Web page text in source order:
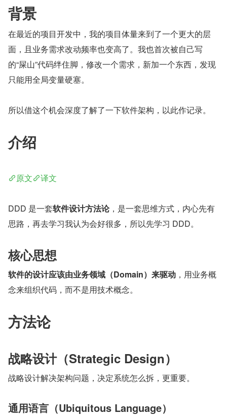
背景
在最近的项目开发中，我的项目体量来到了一个更大的层
面，且业务需求改动频率也变高了。我也首次被自己写
的“屎山”代码绊住脚，修改一个需求，新加一个东西，发现
只能用全局变量硬塞。
所以借这个机会深度了解了一下软件架构，以此作记录。
介绍
原文 译文
DDD 是一套软件设计方法论，是一套思维方式，内心先有
思路，再去学习我认为会好很多，所以先学习 DDD。
核心思想
软件的设计应该由业务领域（Domain）来驱动 ，用业务概
念来组织代码，而不是用技术概念。
方法论
战略设计（Strategic Design）
战略设计解决架构问题，决定系统怎么拆，更重要。
通用语言（Ubiquitous Language）